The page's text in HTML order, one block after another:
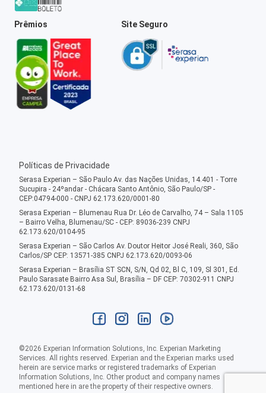
Prêmios Site Seguro
Políticas de Privacidade
Serasa Experian – São Paulo Av. das Nações Unidas, 14.401 - Torre
Sucupira - 24ºandar - Chácara Santo Antônio, São Paulo/SP -
CEP:04794-000 - CNPJ 62.173.620/0001-80
Serasa Experian – Blumenau Rua Dr. Léo de Carvalho, 74 – Sala 1105
– Bairro Velha, Blumenau/SC - CEP: 89036-239 CNPJ
62.173.620/0104-95
Serasa Experian – São Carlos Av. Doutor Heitor José Reali, 360, São
Carlos/SP CEP: 13571-385 CNPJ 62.173.620/0093-06
Serasa Experian – Brasília ST SCN, S/N, Qd 02, Bl C, 109, Sl 301, Ed.
Paulo Sarasate Bairro Asa Sul, Brasília – DF CEP: 70302-911 CNPJ
62.173.620/0131-68
©2026 Experian Information Solutions, Inc. Experian Marketing
Services. All rights reserved. Experian and the Experian marks used
herein are service marks or registered trademarks of Experian
Information Solutions, Inc. Other product and company names
mentioned here in are the property of their respective owners.